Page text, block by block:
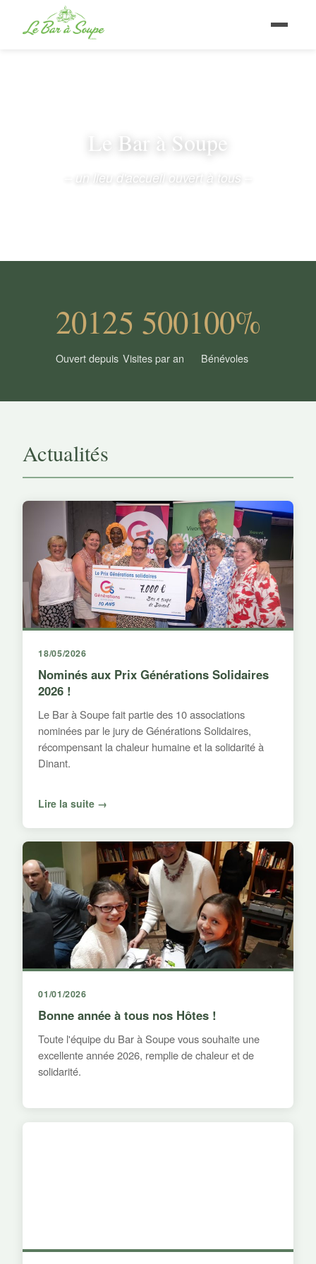
Le Bar à Soupe
– un lieu d'accueil ouvert à tous –
2012
Ouvert depuis
5 500
Visites par an
100%
Bénévoles
Actualités
18/05/2026
Nominés aux Prix Générations Solidaires
2026 !
Le Bar à Soupe fait partie des 10 associations
nominées par le jury de Générations Solidaires,
récompensant la chaleur humaine et la solidarité à
Dinant.
Lire la suite →
01/01/2026
Bonne année à tous nos Hôtes !
Toute l'équipe du Bar à Soupe vous souhaite une
excellente année 2026, remplie de chaleur et de
solidarité.